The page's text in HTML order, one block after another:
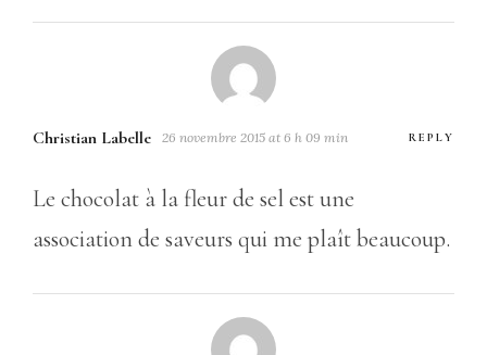
Christian Labelle 26 novembre 2015 at 6 h 09 min REPLY
Le chocolat à la fleur de sel est une
association de saveurs qui me plaît beaucoup.